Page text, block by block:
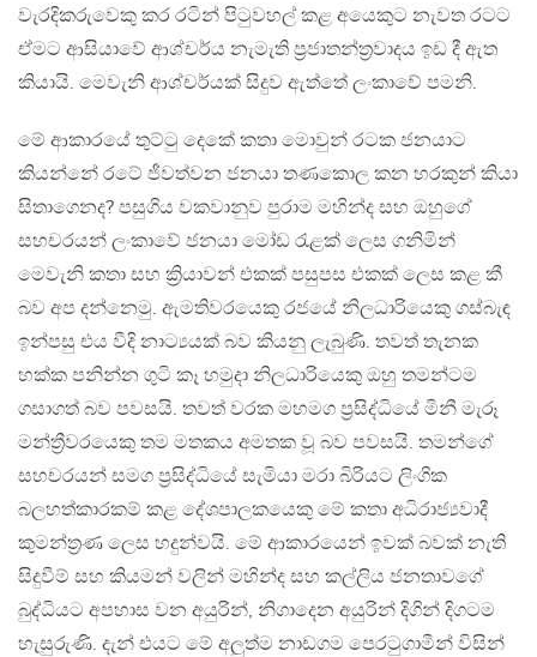
වැරදිකරුවෙකු කර රටින් පිටුවහල් කළ අයෙකුට නැවත රටට
ඒමට ආසියාවේ ආශ්චර්ය නැමැති ප්‍රජාතන්ත්‍රවාදය ඉඩ දී ඇත
කියායි. මෙවැනි ආශ්චර්යක් සිදුව ඇත්තේ ලංකාවේ පමනි.
මේ ආකාරයේ තුට්ටු දෙකේ කතා මොවුන් රටක ජනයාට
කියන්නේ රටේ ජීවත්වන ජනයා තණකොල කන හරකුන් කියා
සිතාගෙනද? පසුගිය වකවානුව පුරාම මහින්ද සහ ඔහුගේ
සහචරයන් ලංකාවේ ජනයා මෝඩ රැළක් ලෙස ගනිමින්
මෙවැනි කතා සහ ක්‍රියාවන් එකක් පසුපස එකක් ලෙස කළ කී
බව අප දන්නෙමු. ඇමතිවරයෙකු රජයේ නිලධාරියෙකු ගස්බැඳ
ඉන්පසු එය වීදි නාට්‍යයක් බව කියනු ලැබුණි. තවත් තැනක
හක්ක පනින්න ගුටි කෑ හමුදා නිලධාරියෙකු ඔහු තමන්ටම
ගසාගත් බව පවසයි. තවත් වරක මහමග ප්‍රසිද්ධියේ මිනී මැරූ
මන්ත්‍රීවරයෙකු තම මතකය අමතක වූ බව පවසයි. තමන්ගේ
සහචරයන් සමග ප්‍රසිද්ධියේ සැමියා මරා බිරියට ලිංගික
බලහත්කාරකම් කළ දේශපාලකයෙකු මේ කතා අධිරාජ්‍යවාදී
කුමන්ත්‍රණ ලෙස හදුන්වයි. මේ ආකාරයෙන් ඉවක් බවක් නැති
සිදුවීම් සහ කියමන් වලින් මහින්ද සහ කල්ලිය ජනතාවගේ
බුද්ධියට අපහාස වන අයුරින්, නිගාදෙන අයුරින් දිගින් දිගටම
හැසුරුණි. දැන් එයට මේ අලුත්ම නාඩගම පෙරටුගාමීන් විසින්